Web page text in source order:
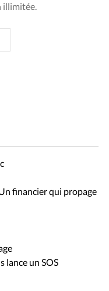
illimitée.
financier qui propage
lance un SOS